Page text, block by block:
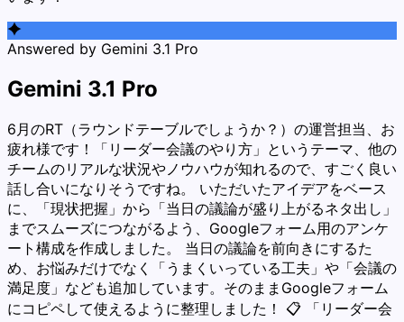
Answered by Gemini 3.1 Pro
Gemini 3.1 Pro
6月のRT（ラウンドテーブルでしょうか？）の運営担当、お
疲れ様です！「リーダー会議のやり方」というテーマ、他の
チームのリアルな状況やノウハウが知れるので、すごく良い
話し合いになりそうですね。 いただいたアイデアをベース
に、「現状把握」から「当日の議論が盛り上がるネタ出し」
までスムーズにつながるよう、Googleフォーム用のアンケ
ート構成を作成しました。 当日の議論を前向きにするた
め、お悩みだけでなく「うまくいっている工夫」や「会議の
満足度」なども追加しています。そのままGoogleフォーム
にコピペして使えるように整理しました！ 📋 「リーダー会